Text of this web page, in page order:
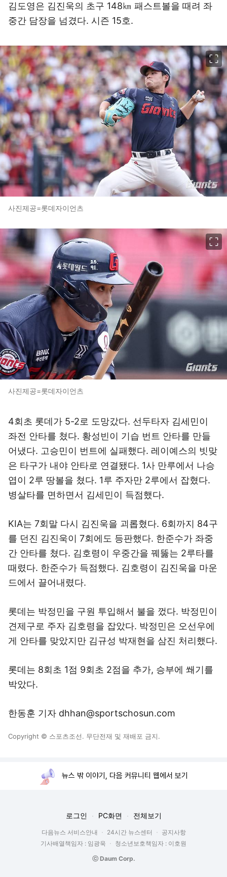
김도영은 김진욱의 초구 148㎞ 패스트볼을 때려 좌
중간 담장을 넘겼다. 시즌 15호.
사진제공=롯데자이언츠
사진제공=롯데자이언츠
4회초 롯데가 5-2로 도망갔다. 선두타자 김세민이
좌전 안타를 쳤다. 황성빈이 기습 번트 안타를 만들
어냈다. 고승민이 번트에 실패했다. 레이예스의 빗맞
은 타구가 내야 안타로 연결됐다. 1사 만루에서 나승
엽이 2루 땅볼을 쳤다. 1루 주자만 2루에서 잡혔다.
병살타를 면하면서 김세민이 득점했다.
KIA는 7회말 다시 김진욱을 괴롭혔다. 6회까지 84구
를 던진 김진욱이 7회에도 등판했다. 한준수가 좌중
간 안타를 쳤다. 김호령이 우중간을 꿰뚫는 2루타를
때렸다. 한준수가 득점했다. 김호령이 김진욱을 마운
드에서 끌어내렸다.
롯데는 박정민을 구원 투입해서 불을 껐다. 박정민이
견제구로 주자 김호령을 잡았다. 박정민은 오선우에
게 안타를 맞았지만 김규성 박재현을 삼진 처리했다.
롯데는 8회초 1점 9회초 2점을 추가, 승부에 쐐기를
박았다.
한동훈 기자 dhhan@sportschosun.com
Copyright © 스포츠조선. 무단전재 및 재배포 금지.
뉴스 밖 이야기, 다음 커뮤니티 웹에서 보기
로그인 PC화면 전체보기
다음뉴스 서비스안내 24시간 뉴스센터
공지사항
기사배열책임자 : 임광욱
청소년보호책임자 : 이호원
ⓒ Daum Corp.